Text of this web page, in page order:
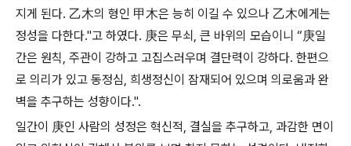
지게 된다. 乙木의 형인 甲木은 능히 이길 수 있으나 乙木에게는
정성을 다한다."고 하였다. 庚은 무쇠, 큰 바위의 모습이니 “庚일
간은 원칙, 주관이 강하고 고집스러우며 결단력이 강하다. 한편으
로 의리가 있고 동정심, 희생정신이 잠재되어 있으며 의로움과 완
벽을 추구하는 성향이다.".
일간이 庚인 사람의 성정은 혁신적, 결실을 추구하고, 과감한 면이